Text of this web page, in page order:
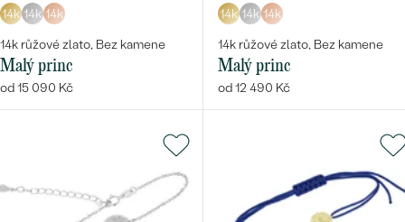
14k 14k 14k
14k růžové zlato, Bez kamene
Malý princ
od 15 090 Kč
14k 14k 14k
14k růžové zlato, Bez kamene
Malý princ
od 12 490 Kč